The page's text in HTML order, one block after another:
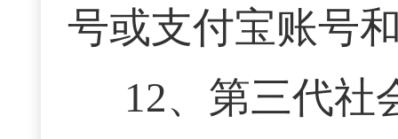
号或支付宝账号
12、第三代社